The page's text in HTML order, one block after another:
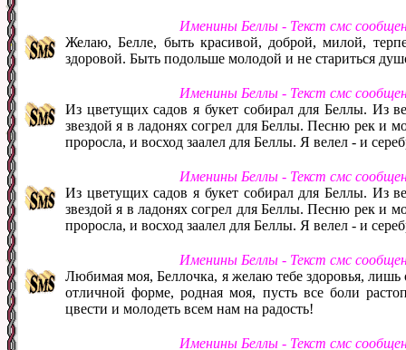
Именины Беллы - Текст смс
Желаю, Белле, быть красивой, доброй, милой,
здоровой. Быть подольше молодой и не стариться
Именины Беллы - Текст смс
Из цветущих садов я букет собирал для Беллы. Из
звездой я в ладонях согрел для Беллы. Песню рек и
проросла, и восход заалел для Беллы. Я велел - и
Именины Беллы - Текст смс
Из цветущих садов я букет собирал для Беллы. Из
звездой я в ладонях согрел для Беллы. Песню рек и
проросла, и восход заалел для Беллы. Я велел - и
Именины Беллы - Текст смс
Любимая моя, Беллочка, я желаю тебе здоровья, лишь
отличной форме, родная моя, пусть все боли
цвести и молодеть всем нам на радость!
Именины Беллы - Текст смс